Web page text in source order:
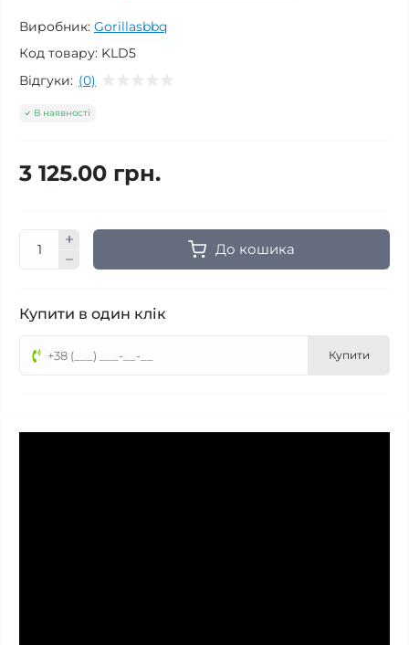
Виробник: Gorillasbbq
Код товару: KLD5
Відгуки: (0)
В наявності
3 125.00 грн.
До кошика
Купити в один клік
Купити